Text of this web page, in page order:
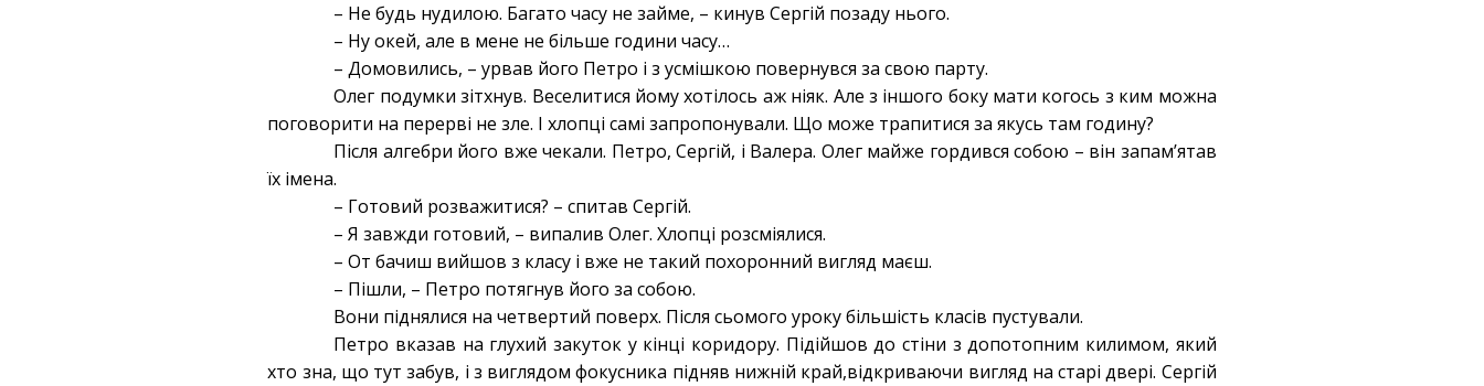
– Не будь нудилою. Багато часу не займе, – кинув Сергій позаду нього.
– Ну окей, але в мене не більше години часу…
– Домовились, – урвав його Петро і з усмішкою повернувся за свою парту.
Олег подумки зітхнув. Веселитися йому хотілось аж ніяк. Але з іншого боку мати когось з ким можна
поговорити на перерві не зле. І хлопці самі запропонували. Що може трапитися за якусь там годину?
Після алгебри його вже чекали. Петро, Сергій, і Валера. Олег майже гордився собою – він запам’ятав
їх імена.
– Готовий розважитися? – спитав Сергій.
– Я завжди готовий, – випалив Олег. Хлопці розсміялися.
– От бачиш вийшов з класу і вже не такий похоронний вигляд маєш.
– Пішли, – Петро потягнув його за собою.
Вони піднялися на четвертий поверх. Після сьомого уроку більшість класів пустували.
Петро вказав на глухий закуток у кінці коридору. Підійшов до стіни з допотопним килимом, який
хто зна, що тут забув, і з виглядом фокусника підняв нижній край,відкриваючи вигляд на старі двері. Сергій